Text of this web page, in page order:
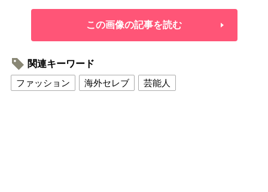
この画像の記事を読む
関連キーワード
ファッション
海外セレブ 芸能人